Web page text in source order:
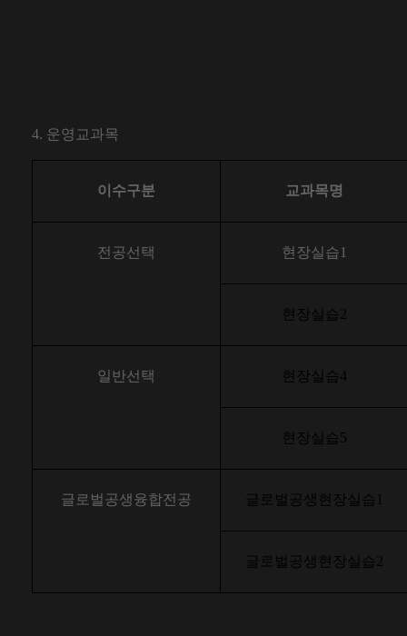
4. 운영교과목
이수구분 교과목명
전공선택 현장실습1
현장실습2
일반선택 현장실습4
현장실습5
글로벌공생융합전공 글로벌공생현장실습1
글로벌공생현장실습2